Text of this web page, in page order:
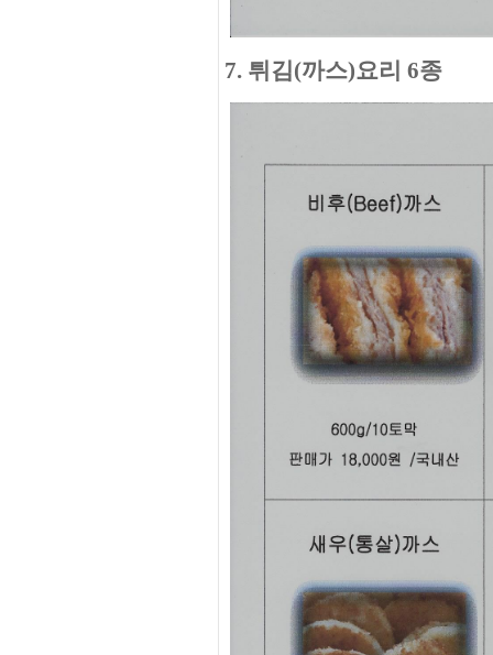
7. 튀김(까스)요리 6종